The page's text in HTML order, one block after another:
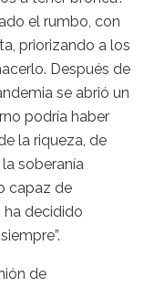
el rumbo, con
priorizando a los
Después de
se abrió un
podría haber
la riqueza, de
soberanía
capaz de
ha decidido
de